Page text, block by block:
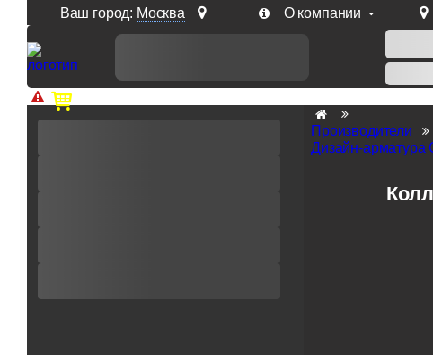
Ваш город: Москва О компании
Доп. скидка от цен на сайте 7% при заказе от 50 тыс.
Производители
Дизайн-арматура